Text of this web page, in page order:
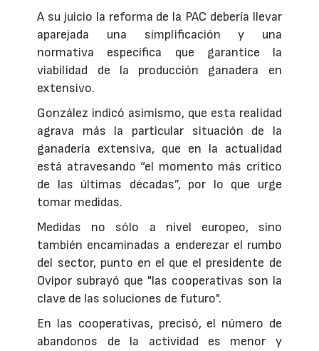
A su juicio la reforma de la PAC debería llevar
aparejada una simplificación y una
normativa específica que garantice la
viabilidad de la producción ganadera en
extensivo.
González indicó asimismo, que esta realidad
agrava más la particular situación de la
ganadería extensiva, que en la actualidad
está atravesando “el momento más crítico
de las últimas décadas”, por lo que urge
tomar medidas.
Medidas no sólo a nivel europeo, sino
también encaminadas a enderezar el rumbo
del sector, punto en el que el presidente de
Ovipor subrayó que "las cooperativas son la
clave de las soluciones de futuro".
En las cooperativas, precisó, el número de
abandonos de la actividad es menor y